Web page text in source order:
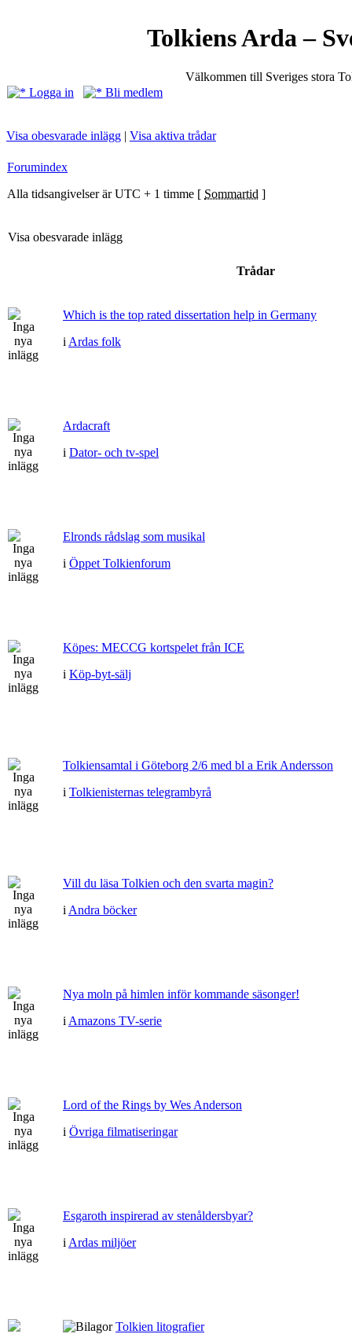
Tolkiens Arda –
Välkommen till Sveriges stora
Logga in
Bli medlem
Visa obesvarade inlägg | Visa aktiva trådar
Forumindex
Alla tidsangivelser är UTC + 1 timme [ Sommartid ]
Visa obesvarade inlägg
Trådar
Which is the top rated dissertation help in Germany
i Ardas folk
Ardacraft
i Dator- och tv-spel
Elronds rådslag som musikal
i Öppet Tolkienforum
Köpes: MECCG kortspelet från ICE
i Köp-byt-sälj
Tolkiensamtal i Göteborg 2/6 med bl a Erik Andersson
i Tolkienisternas telegrambyrå
Vill du läsa Tolkien och den svarta magin?
i Andra böcker
Nya moln på himlen inför kommande säsonger!
i Amazons TV-serie
Lord of the Rings by Wes Anderson
i Övriga filmatiseringar
Esgaroth inspirerad av stenåldersbyar?
i Ardas miljöer
Tolkien litografier